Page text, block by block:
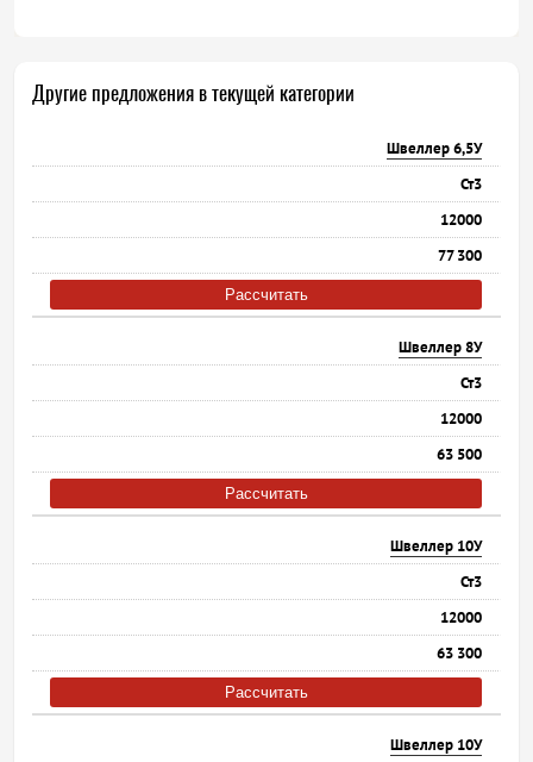
Другие предложения в текущей категории
Швеллер 6,5У
Ст3
12000
77 300
Рассчитать
Швеллер 8У
Ст3
12000
63 500
Рассчитать
Швеллер 10У
Ст3
12000
63 300
Рассчитать
Швеллер 10У